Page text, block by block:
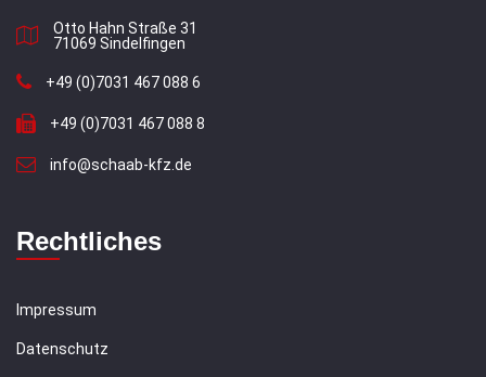
Otto Hahn Straße 31
71069 Sindelfingen
+49 (0)7031 467 088 6
+49 (0)7031 467 088 8
info@schaab-kfz.de
Rechtliches
Impressum
Datenschutz